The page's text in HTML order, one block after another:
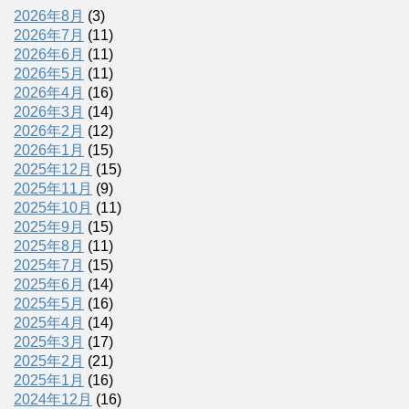
2026年8月 (3)
2026年7月 (11)
2026年6月 (11)
2026年5月 (11)
2026年4月 (16)
2026年3月 (14)
2026年2月 (12)
2026年1月 (15)
2025年12月 (15)
2025年11月 (9)
2025年10月 (11)
2025年9月 (15)
2025年8月 (11)
2025年7月 (15)
2025年6月 (14)
2025年5月 (16)
2025年4月 (14)
2025年3月 (17)
2025年2月 (21)
2025年1月 (16)
2024年12月 (16)